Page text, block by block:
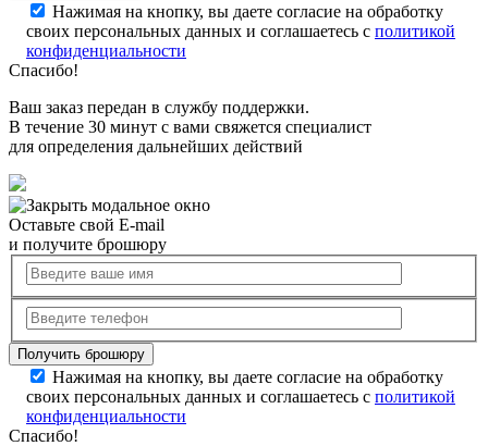
Нажимая на кнопку, вы даете согласие на обработку
своих персональных данных и соглашаетесь с политикой
конфиденциальности
Спасибо!
Ваш заказ передан в службу поддержки.
В течение 30 минут с вами свяжется специалист
для определения дальнейших действий
Оставьте свой E-mail
и получите брошюру
Нажимая на кнопку, вы даете согласие на обработку
своих персональных данных и соглашаетесь с политикой
конфиденциальности
Спасибо!